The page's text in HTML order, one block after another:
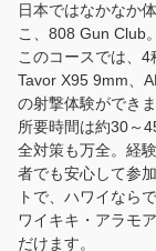
言語
日本語
日本ではなかなか
こ、808 Gun Club。
このコースでは、4
Tavor X95 9mm、
の射撃体験ができま
所要時間は約30～
全対策も万全。経
者でも安心して参
トで、ハワイなら
ワイキキ・アラモ
だけます。